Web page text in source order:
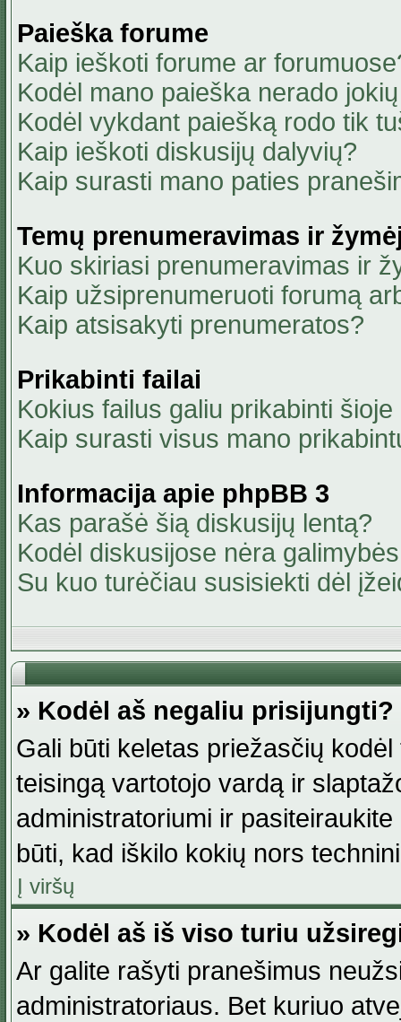
Paieška forume
Kaip ieškoti forume ar
Kodėl mano paieška nerado
Kodėl vykdant paiešką rodo tik
Kaip ieškoti diskusijų dalyvių?
Kaip surasti mano paties
Temų prenumeravimas ir
Kuo skiriasi prenumeravimas ir
Kaip užsiprenumeruoti forumą
Kaip atsisakyti prenumeratos?
Prikabinti failai
Kokius failus galiu prikabinti
Kaip surasti visus mano
Informacija apie phpBB 3
Kas parašė šią diskusijų lentą?
Kodėl diskusijose nėra
Su kuo turėčiau susisiekti dėl
» Kodėl aš negaliu prisijungti?
Gali būti keletas priežasčių
teisingą vartotojo vardą ir
administratoriumi ir
būti, kad iškilo kokių nors
Į viršų
» Kodėl aš iš viso turiu
Ar galite rašyti pranešimus
administratoriaus. Bet kuriuo